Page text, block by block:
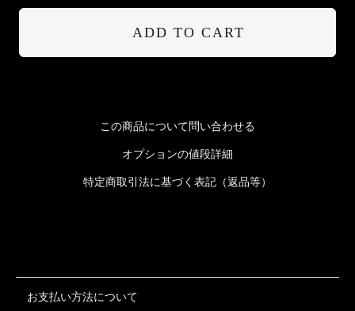
ADD TO CART
この商品について問い合わせる
オプションの値段詳細
特定商取引法に基づく表記（返品等）
お支払い方法について